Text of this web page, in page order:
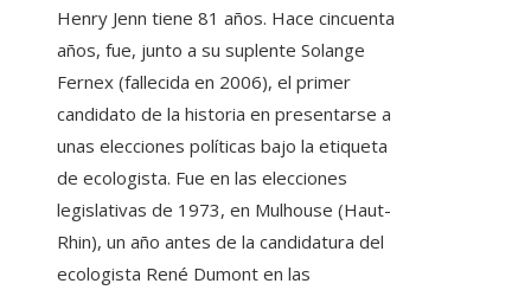
Henry Jenn tiene 81 años. Hace cincuenta
años, fue, junto a su suplente Solange
Fernex (fallecida en 2006), el primer
candidato de la historia en presentarse a
unas elecciones políticas bajo la etiqueta
de ecologista. Fue en las elecciones
legislativas de 1973, en Mulhouse (Haut-
Rhin), un año antes de la candidatura del
ecologista René Dumont en las